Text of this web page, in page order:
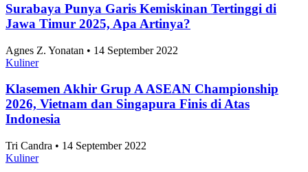
Surabaya Punya Garis Kemiskinan Tertinggi di
Jawa Timur 2025, Apa Artinya?
Agnes Z. Yonatan • 14 September 2022
Kuliner
Klasemen Akhir Grup A ASEAN Championship
2026, Vietnam dan Singapura Finis di Atas
Indonesia
Tri Candra • 14 September 2022
Kuliner